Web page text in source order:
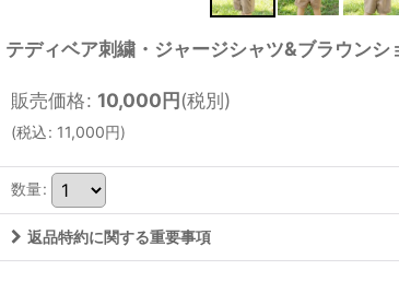
テディベア刺繍・ジャージシャツ&ブラウン
販売価格: 10,000円(税別)
(税込: 11,000円)
数量:
返品特約に関する重要事項